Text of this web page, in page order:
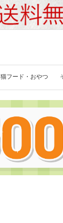
猫フード・おやつ